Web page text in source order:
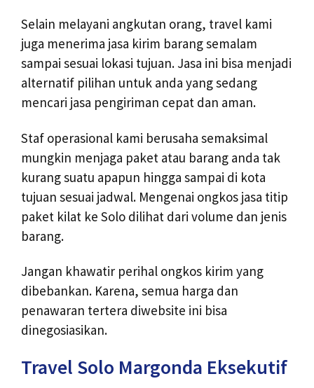
Selain melayani angkutan orang, travel kami
juga menerima jasa kirim barang semalam
sampai sesuai lokasi tujuan. Jasa ini bisa menjadi
alternatif pilihan untuk anda yang sedang
mencari jasa pengiriman cepat dan aman.
Staf operasional kami berusaha semaksimal
mungkin menjaga paket atau barang anda tak
kurang suatu apapun hingga sampai di kota
tujuan sesuai jadwal. Mengenai ongkos jasa titip
paket kilat ke Solo dilihat dari volume dan jenis
barang.
Jangan khawatir perihal ongkos kirim yang
dibebankan. Karena, semua harga dan
penawaran tertera diwebsite ini bisa
dinegosiasikan.
Travel Solo Margonda Eksekutif